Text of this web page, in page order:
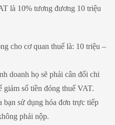
là 10% tương đương 10 triệu
cho cơ quan thuế là: 10 triệu –
doanh họ sẽ phải cân đối chi
giảm số tiền đóng thuế VAT.
bạn sử dụng hóa đơn trực tiếp
phải nộp.